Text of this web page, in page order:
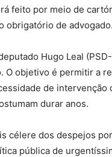
feito por meio de
obrigatório de advogado.
Hugo Leal
O objetivo é permitir a
de intervenção
durar anos.
célere dos despejos
pública de